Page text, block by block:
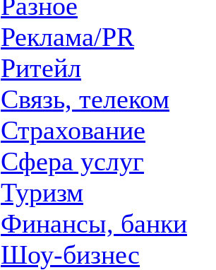
Реклама/PR
Ритейл
Связь, телеком
Страхование
Сфера услуг
Туризм
Финансы, банки
Шоу-бизнес